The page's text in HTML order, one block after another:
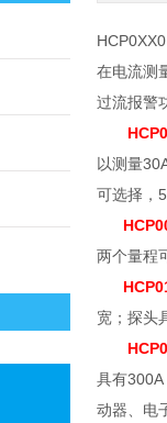
在电流测
过流报警
以测量
可选择，
两个量程
宽；探头
具有300A
动器、电